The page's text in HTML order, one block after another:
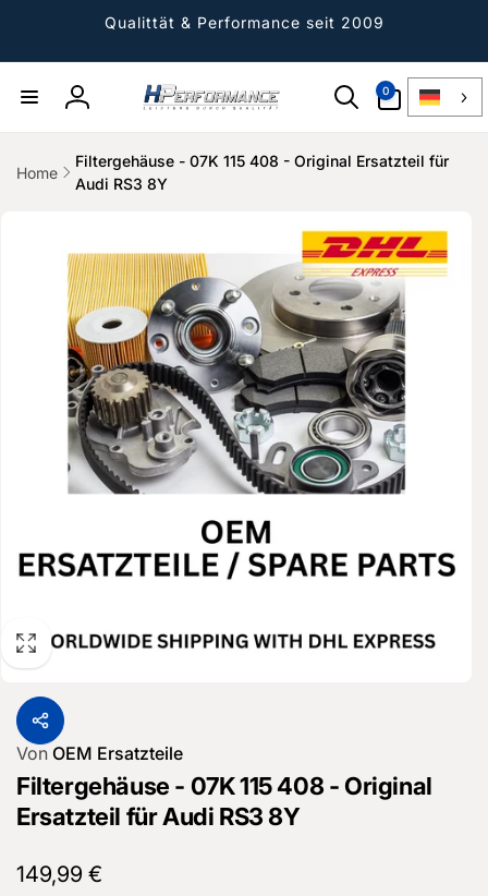
Qualittät & Performance seit 2009
Einloggen
0
Artikel
Home
Filtergehäuse - 07K 115 408 - Original Ersatzteil für
Audi RS3 8Y
Von OEM Ersatzteile
Filtergehäuse - 07K 115 408 - Original
Ersatzteil für Audi RS3 8Y
Normaler
149,99 €